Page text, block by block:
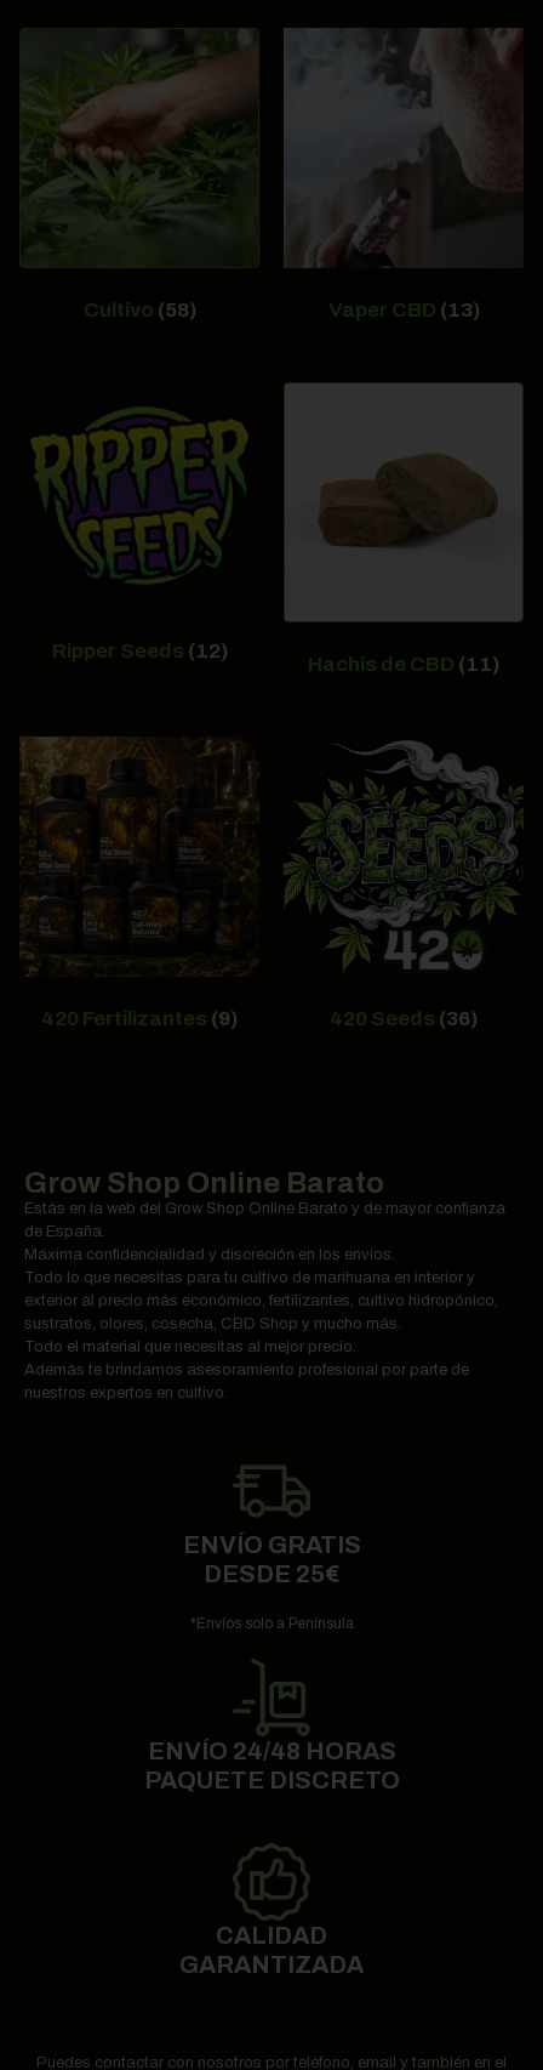
Cultivo (58) Vaper CBD (13)
Ripper Seeds (12)
Hachis de CBD (11)
420 Fertilizantes (9) 420 Seeds (36)
Grow Shop Online Barato
Estás en la web del Grow Shop Online Barato y de mayor confianza
de España.
Máxima confidencialidad y discreción en los envíos.
Todo lo que necesitas para tu cultivo de marihuana en interior y
exterior al precio más económico, fertilizantes, cultivo hidropónico,
sustratos, olores, cosecha, CBD Shop y mucho más.
Todo el material que necesitas al mejor precio.
Además te brindamos asesoramiento profesional por parte de
nuestros expertos en cultivo.
ENVÍO GRATIS
DESDE 25€
*Envíos solo a Península
ENVÍO 24/48 HORAS
PAQUETE DISCRETO
CALIDAD
GARANTIZADA
Puedes contactar con nosotros por teléfono, email y también en el